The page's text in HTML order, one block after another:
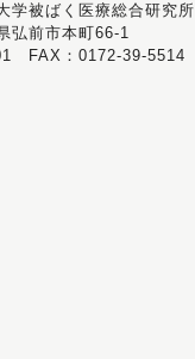
学被ばく医療総合研究所
弘前市本町66-1
FAX：0172-39-5514